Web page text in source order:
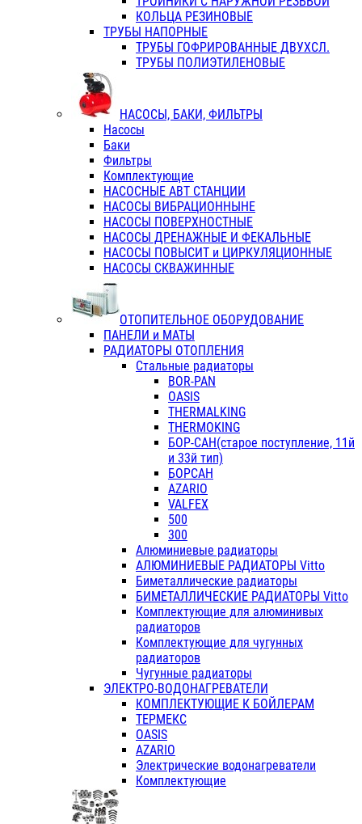
КОЛЬЦА РЕЗИНОВЫЕ
ТРУБЫ НАПОРНЫЕ
ТРУБЫ ГОФРИРОВАННЫЕ ДВУХСЛ.
ТРУБЫ ПОЛИЭТИЛЕНОВЫЕ
НАСОСЫ, БАКИ, ФИЛЬТРЫ
Насосы
Баки
Фильтры
Комплектующие
НАСОСНЫЕ АВТ СТАНЦИИ
НАСОСЫ ВИБРАЦИОННЫНЕ
НАСОСЫ ПОВЕРХНОСТНЫЕ
НАСОСЫ ДРЕНАЖНЫЕ И ФЕКАЛЬНЫЕ
НАСОСЫ ПОВЫСИТ и ЦИРКУЛЯЦИОННЫЕ
НАСОСЫ СКВАЖИННЫЕ
ОТОПИТЕЛЬНОЕ ОБОРУДОВАНИЕ
ПАНЕЛИ и МАТЫ
РАДИАТОРЫ ОТОПЛЕНИЯ
Стальные радиаторы
BOR-PAN
OASIS
THERMALKING
THERMOKING
БОР-САН(старое поступление, 11й
и 33й тип)
БОРСАН
AZARIO
VALFEX
500
300
Алюминиевые радиаторы
АЛЮМИНИЕВЫЕ РАДИАТОРЫ Vitto
Биметаллические радиаторы
БИМЕТАЛЛИЧЕСКИЕ РАДИАТОРЫ Vitto
Комплектующие для алюминивых
радиаторов
Комплектующие для чугунных
радиаторов
Чугунные радиаторы
ЭЛЕКТРО-ВОДОНАГРЕВАТЕЛИ
КОМПЛЕКТУЮЩИЕ К БОЙЛЕРАМ
ТЕРМЕКС
OASIS
AZARIO
Электрические водонагреватели
Комплектующие